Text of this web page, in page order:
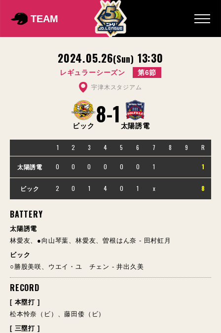
TEAM
2024.05.26(Sun) 13:30
レギュラーシーズン 第6節
宇津木スタジアム
ビック 8-1 太陽誘電
1 2 3 4 5 6 7 8 9 R
太陽誘電 0 0 0 0 0 0 1 1
ビック 2 0 1 4 0 1 x 8
BATTERY
太陽誘電
林愛友、●向山琴葉、林愛友、曽根はん奈 - 田村虹月
ビック
○勝股美咲、ウエイ・ユ チェン - 井出久美
RECORD
[ 本塁打 ]
松本怜奈（ビ）、藤田倭（ビ）
[ 三塁打 ]